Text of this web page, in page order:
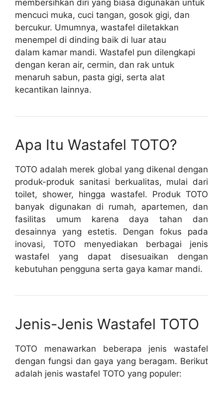
membersihkan diri yang biasa digunakan untuk
mencuci muka, cuci tangan, gosok gigi, dan
bercukur. Umumnya, wastafel diletakkan
menempel di dinding baik di luar atau
dalam kamar mandi. Wastafel pun dilengkapi
dengan keran air, cermin, dan rak untuk
menaruh sabun, pasta gigi, serta alat
kecantikan lainnya.
Apa Itu Wastafel TOTO?
TOTO adalah merek global yang dikenal dengan
produk-produk sanitasi berkualitas, mulai dari
toilet, shower, hingga wastafel. Produk TOTO
banyak digunakan di rumah, apartemen, dan
fasilitas umum karena daya tahan dan
desainnya yang estetis. Dengan fokus pada
inovasi, TOTO menyediakan berbagai jenis
wastafel yang dapat disesuaikan dengan
kebutuhan pengguna serta gaya kamar mandi.
Jenis-Jenis Wastafel TOTO
TOTO menawarkan beberapa jenis wastafel
dengan fungsi dan gaya yang beragam. Berikut
adalah jenis wastafel TOTO yang populer: